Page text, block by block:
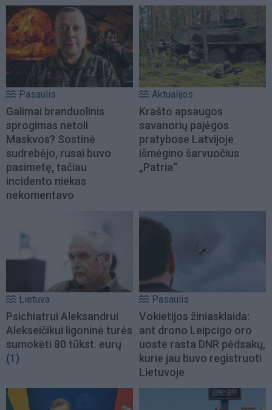
Pasaulis
Galimai branduolinis
sprogimas netoli
Maskvos? Sostinė
sudrebėjo, rusai buvo
pasimetę, tačiau
incidento niekas
nekomentavo
Aktualijos
Krašto apsaugos
savanorių pajėgos
pratybose Latvijoje
išmėgino šarvuočius
„Patria“
Lietuva
Psichiatrui Aleksandrui
Alekseičikui ligoninė turės
sumokėti 80 tūkst. eurų
(1)
Pasaulis
Vokietijos žiniasklaida:
ant drono Leipcigo oro
uoste rasta DNR pėdsakų,
kurie jau buvo registruoti
Lietuvoje